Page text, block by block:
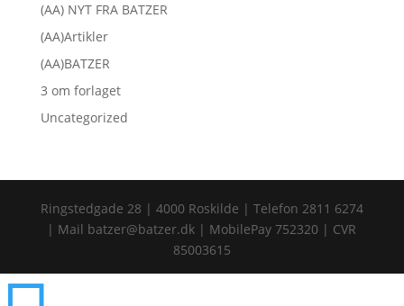
(AA) NYT FRA BATZER
(AA)Artikler
(AA)BATZER
3 om forlaget
Uncategorized
Ringstedgade 28 | 4000 Roskilde | Telefon 2811 6274
| Mail batzer@batzer.dk | MobilePay 752320 | CVR
85003615